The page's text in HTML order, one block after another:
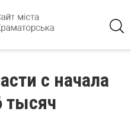
с начала
тысяч